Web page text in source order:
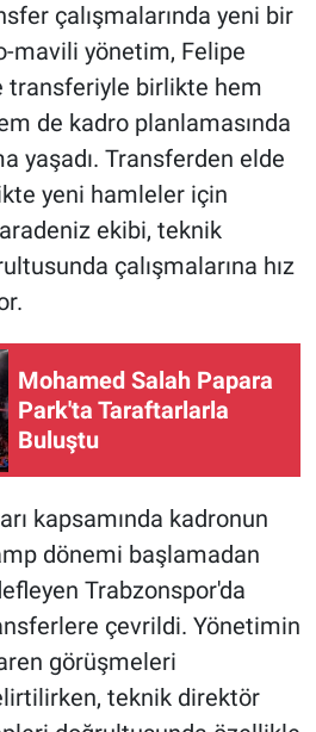
çalışmalarında yeni bir
mavili yönetim, Felipe
transferiyle birlikte hem
de kadro planlamasında
yaşadı. Transferden elde
yeni hamleler için
ekibi, teknik
çalışmalarına hız
Mohamed Salah Papara
Park'ta Taraftarlarla
Buluştu
kapsamında kadronun
dönemi başlamadan
Trabzonspor'da
çevrildi. Yönetimin
görüşmeleri
teknik direktör